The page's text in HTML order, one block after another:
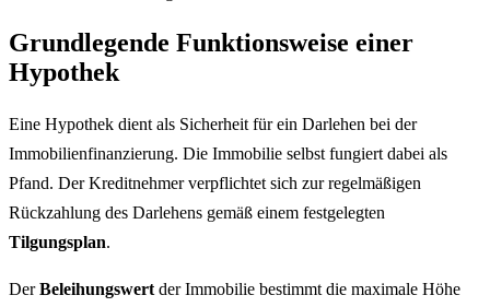
Grundlegende Funktionsweise einer
Hypothek
Eine Hypothek dient als Sicherheit für ein Darlehen bei der
Immobilienfinanzierung. Die Immobilie selbst fungiert dabei als
Pfand. Der Kreditnehmer verpflichtet sich zur regelmäßigen
Rückzahlung des Darlehens gemäß einem festgelegten
Tilgungsplan.
DerBeleihungswert der Immobilie bestimmt die maximale Höhe